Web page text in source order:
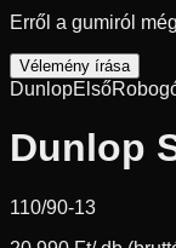
Erről a gumiról
Vélemény írása
DunlopElső
Dunlop
110/90-13